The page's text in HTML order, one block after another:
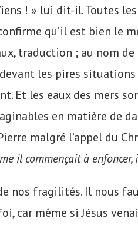
! » lui dit-il. Toutes
qu’il est bien le
traduction ; au nom
les pires
Et les eaux des mers
en matière de
malgré l’appel du
il commençait à
nos fragilités. Il nous
car même si Jésus